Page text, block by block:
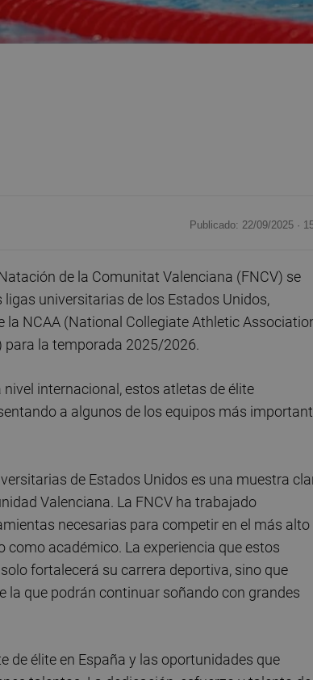
Publicado: 22/09/2025 ·
de la Comunitat Valenciana (FNCV) se
universitarias de los Estados Unidos,
NCAA (National Collegiate Athletic
la temporada 2025/2026.
internacional, estos atletas de élite
a algunos de los equipos más
de Estados Unidos es una muestra
Valenciana. La FNCV ha trabajado
necesarias para competir en el más alto
académico. La experiencia que estos
fortalecerá su carrera deportiva, sino que
que podrán continuar soñando con grandes
de élite en España y las oportunidades que